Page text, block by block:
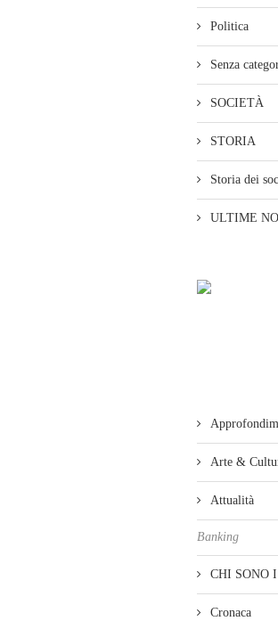
Politica
Senza
SOCIETÀ
STORIA
Storia dei
ULTIME
Arte &
Attualità
Banking
CHI SONO
Cronaca